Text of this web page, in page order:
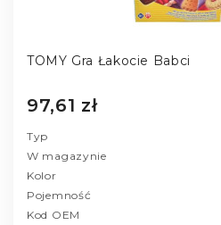
TOMY Gra Łakocie Babci
97,61 zł
Typ
W magazynie
Kolor
Pojemność
Kod OEM